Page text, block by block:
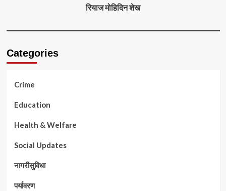
रियाज मोहिदिन शेख
Categories
Crime
Education
Health & Welfare
Social Updates
नागरीसुविधा
पर्यावरण